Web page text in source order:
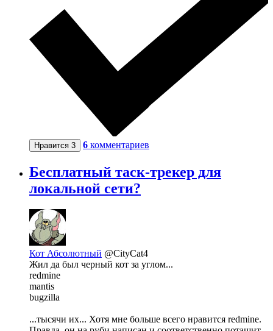
Нравится 3 6 комментариев
Бесплатный таск-трекер для
локальной сети?
Кот Абсолютный @CityCat4
Жил да был черный кот за углом...
redmine
mantis
bugzilla
...тысячи их... Хотя мне больше всего нравится redmine.